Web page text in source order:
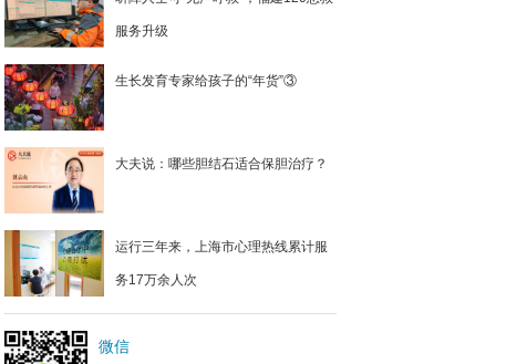
服务升级
生长发育专家给孩子的“年货”③
大夫说：哪些胆结石适合保胆治疗？
运行三年来，上海市心理热线累计服
务17万余人次
微信